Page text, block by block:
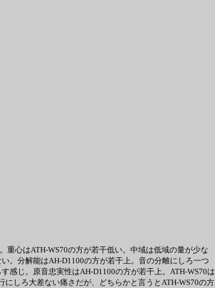
重心はATH-WS70の方が若干低い。中域は低域の量が少な
。分解能はAH-D1100の方が若干上。音の分離にしろ一つ
感じ。原音忠実性はAH-D1100の方が若干上。ATH-WS70は
しろ大差ない痛さだが、どちらかと言うとATH-WS70の方